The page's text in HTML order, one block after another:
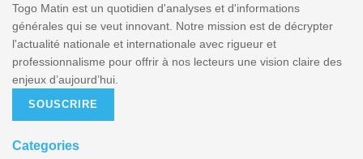
Togo Matin est un quotidien d'analyses et d'informations
générales qui se veut innovant. Notre mission est de décrypter
l'actualité nationale et internationale avec rigueur et
professionnalisme pour offrir à nos lecteurs une vision claire des
enjeux d’aujourd’hui.
SOUSCRIRE
Categories